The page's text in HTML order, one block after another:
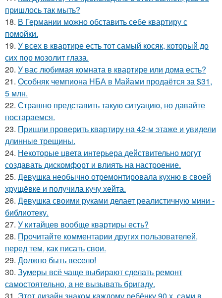
пришлось так мыть?
18. В Германии можно обставить себе квартиру с
помойки.
19. У всех в квартире есть тот самый косяк, который до
сих пор мозолит глаза.
20. У вас любимая комната в квартире или дома есть?
21. Особняк чемпиона НБА в Майами продаётся за $31,
5 млн.
22. Страшно представить такую ситуацию, но давайте
постараемся.
23. Пришли проверить квартиру на 42-м этаже и увидели
длинные трещины.
24. Некоторые цвета интерьера действительно могут
создавать дискомфорт и влиять на настроение.
25. Девушка необычно отремонтировала кухню в своей
хрущёвке и получила кучу хейта.
26. Девушка своими руками делает реалистичную мини -
библиотеку.
27. У китайцев вообще квартиры есть?
28. Прочитайте комментарии других пользователей,
перед тем, как писать свои.
29. Должно быть весело!
30. Зумеры всё чаще выбирают сделать ремонт
самостоятельно, а не вызывать бригаду.